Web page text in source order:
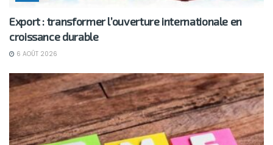
Export : transformer l’ouverture internationale en
croissance durable
6 AOÛT 2026